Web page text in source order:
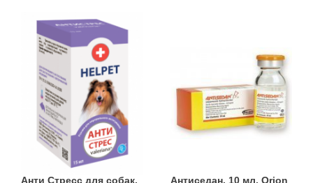
Анти Стресс для собак, Антиседан, 10 мл, Orion